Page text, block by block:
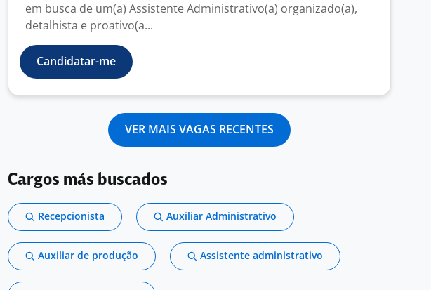
em busca de um(a) Assistente Administrativo(a) organizado(a),
detalhista e proativo(a...
Candidatar-me
VER MAIS VAGAS RECENTES
Cargos más buscados
Recepcionista Auxiliar Administrativo
Auxiliar de produção Assistente administrativo